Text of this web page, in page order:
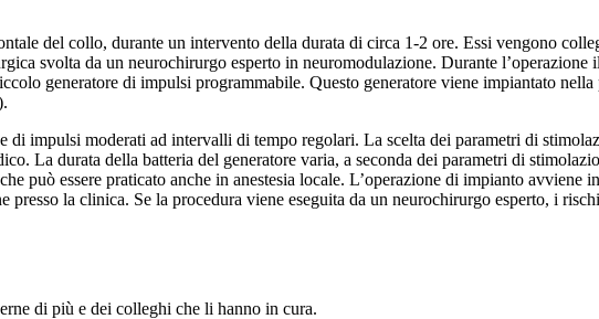
del collo, durante un intervento della durata di circa 1-2 ore. Essi vengono
svolta da un neurochirurgo esperto in neuromodulazione. Durante l’operazione
generatore di impulsi programmabile. Questo generatore viene impiantato nella
di impulsi moderati ad intervalli di tempo regolari. La scelta dei parametri di
La durata della batteria del generatore varia, a seconda dei parametri di
può essere praticato anche in anestesia locale. L’operazione di impianto avviene in
la clinica. Se la procedura viene eseguita da un neurochirurgo esperto, i rischi
di più e dei colleghi che li hanno in cura.